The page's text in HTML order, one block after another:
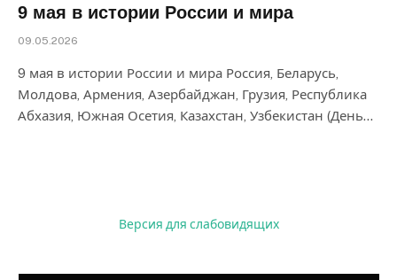
9 мая в истории России и мира
09.05.2026
9 мая в истории России и мира Россия, Беларусь,
Молдова, Армения, Азербайджан, Грузия, Республика
Абхазия, Южная Осетия, Казахстан, Узбекистан (День…
Версия для слабовидящих